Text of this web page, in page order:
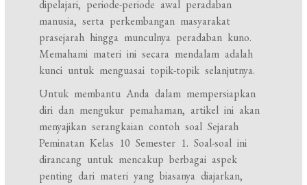
dipelajari, periode-periode awal peradaban
manusia, serta perkembangan masyarakat
prasejarah hingga munculnya peradaban kuno.
Memahami materi ini secara mendalam adalah
kunci untuk menguasai topik-topik selanjutnya.
Untuk membantu Anda dalam mempersiapkan
diri dan mengukur pemahaman, artikel ini akan
menyajikan serangkaian contoh soal Sejarah
Peminatan Kelas 10 Semester 1. Soal-soal ini
dirancang untuk mencakup berbagai aspek
penting dari materi yang biasanya diajarkan,